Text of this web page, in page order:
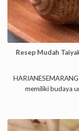
Resep Mudah
memiliki budaya